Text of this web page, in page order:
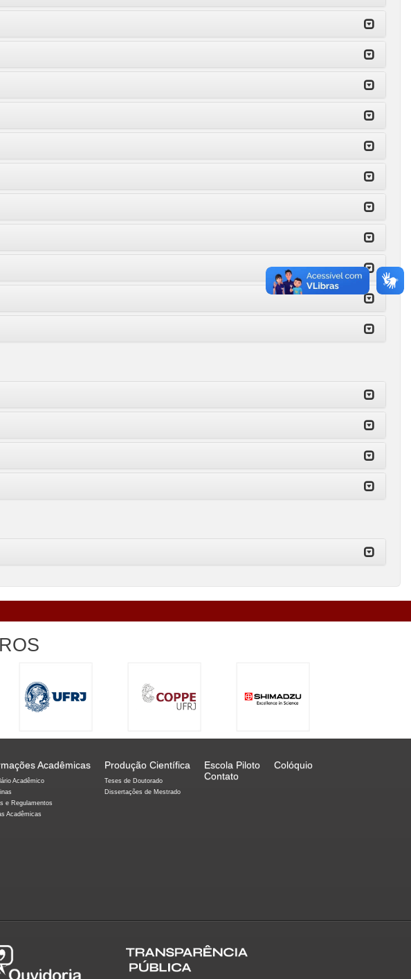
Acadêmicas
Acadêmico
e Regulamentos
Acadêmicas
Produção Científica
Teses de Doutorado
Dissertações de Mestrado
Escola Piloto
Colóquio
Contato